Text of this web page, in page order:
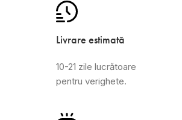
Livrare estimată
10-21 zile lucrătoare
pentru verighete.